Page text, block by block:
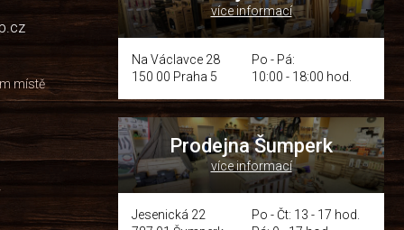
místě
více informací
Na Václavce 28
150 00 Praha 5
Po - Pá:
10:00 - 18:00 hod.
Prodejna Šumperk
více informací
Jesenická 22
Po - Čt: 13 - 17 hod.